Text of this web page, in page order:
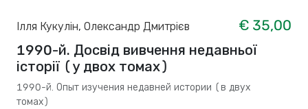
Ілля Кукулін, Олександр Дмитрієв
€ 35,00
1990-й. Досвід вивчення недавньої
історії (у двох томах)
1990-й. Опыт изучения недавней истории (в двух
томах)